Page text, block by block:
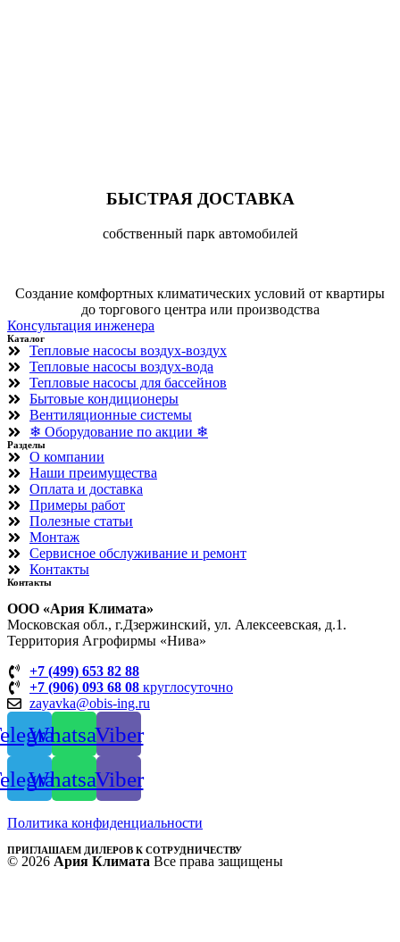
БЫСТРАЯ ДОСТАВКА
собственный парк автомобилей
Cоздание комфортных климатических условий от квартиры
до торгового центра или производства
Консультация инженера
Каталог
Тепловые насосы воздух-воздух
Тепловые насосы воздух-вода
Тепловые насосы для бассейнов
Бытовые кондиционеры
Вентиляционные системы
❄ Оборудование по акции ❄
Разделы
О компании
Наши преимущества
Оплата и доставка
Примеры работ
Полезные статьи
Монтаж
Сервисное обслуживание и ремонт
Контакты
Контакты
OOO «Ария Климата»
Московская обл., г.Дзержинский, ул. Алексеевская, д.1.
Территория Агрофирмы «Нива»
+7 (499) 653 82 88
+7 (906) 093 68 08 круглосуточно
zayavka@obis-ing.ru
WhatsappViber
WhatsappViber
Политика конфиденциальности
ПРИГЛАШАЕМ ДИЛЕРОВ К СОТРУДНИЧЕСТВУ
© 2026 Ария Климата Все права защищены